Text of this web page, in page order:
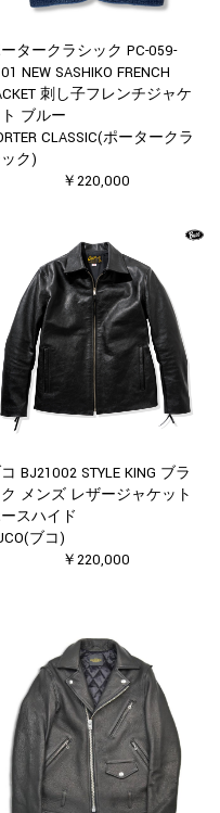
タークラシック PC-059-
NEW SASHIKO FRENCH
刺し子フレンチジャケ
ブルー
CLASSIC(ポータークラ
ク)
￥220,000
BJ21002 STYLE KING ブラ
メンズ レザージャケット
スハイド
ブコ)
￥220,000